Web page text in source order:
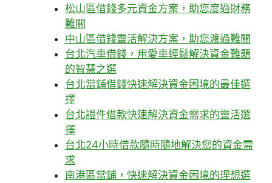
松山區借錢多元資金方案，助您度過財務
難關
中山區借錢靈活解決方案，助您渡過難關
台北汽車借錢，用愛車輕鬆解決資金難題
的智慧之選
台北當鋪借錢快速解決資金困境的最佳選
擇
台北證件借款快速解決資金需求的靈活選
擇
台北24小時借款隨時隨地解決您的資金需
求
南港區當鋪，快速解決資金困境的理想選